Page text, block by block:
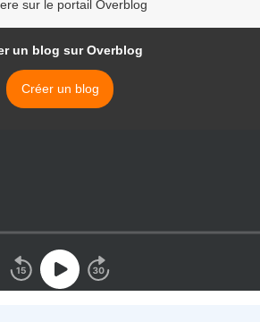
sur le portail Overblog
un blog sur Overblog
Créer un blog